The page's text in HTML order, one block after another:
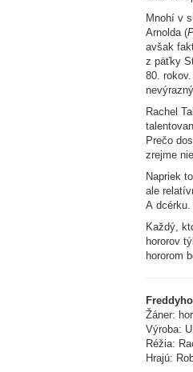
Mnohí v
Arnolda (
avšak
z päťky
80.
Rachel
Prečo
zrejme
Napriek
ale
A
Každý,
hororov
hororom
Žáner:
Výroba:
Réžia:
Hrajú: